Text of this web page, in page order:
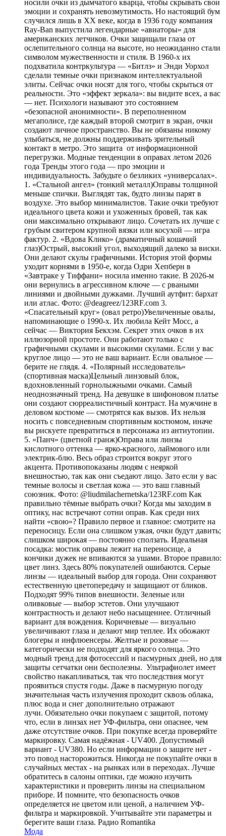
носили очки из дымчатого кварца, чтобы скрывать свои
эмоции и сохранять невозмутимость. Но настоящий бум
случился лишь в XX веке, когда в 1936 году компания
Ray-Ban выпустила легендарные «авиаторы» для
американских летчиков. Очки защищали глаза от
ослепительного солнца на высоте, но неожиданно стали
символом мужественности и стиля. В 1960-х их
подхватила контркультура — «Битлз» и Энди Уорхол
сделали темные очки признаком интеллектуальной
элиты. Сейчас очки носят для того, чтобы скрыться от
реальности. Это «эффект зеркала»: вы видите всех, а вас
— нет. Психологи называют это состоянием
«безопасной анонимности». В переполненном
мегаполисе, где каждый второй смотрит в экран, очки
создают личное пространство. Вы не обязаны никому
улыбаться, не должны поддерживать зрительный
контакт в метро. Это защита от информационной
перегрузки. Модные тенденции в оправах летом 2026
года Тренды этого года — про эмоции и
индивидуальность. Забудьте о безликих «универсалах».
1. «Стальной ангел» (тонкий металл)Оправы толщиной
меньше спички. Выглядят так, будто линзы парят в
воздухе. Это выбор минималистов. Такие очки требуют
идеального цвета кожи и ухоженных бровей, так как
они максимально открывают лицо. Сочетать их лучше с
грубым свитером крупной вязки или косухой — игра
фактур. 2. «Вдова Клико» (драматичный кошачий
глаз)Острый, высокий угол, выходящий далеко за виски.
Они делают скулы графичными. История этой формы
уходит корнями в 1950-е, когда Одри Хепберн в
«Завтраке у Тиффани» носила именно такие. В 2026-м
они вернулись в агрессивном ключе — с рваными
линиями и двойными дужками. Лучший аутфит: бархат
или атлас. Фото: @deagreez/123RF.com 3.
«Спасательный круг» (овал ретро)Увеличенные овалы,
напоминающие о 1990-х. Их любила Кейт Мосс, а
сейчас — Виктория Бекхэм. Секрет этих очков в их
иллюзорной простоте. Они работают только с
графичными скулами и высокими скулами. Если у вас
круглое лицо — это не ваш вариант. Если овальное —
берите не глядя. 4. «Полярный исследователь»
(спортивная маска)Цельный линзовый блок,
вдохновленный горнолыжными очками. Самый
неоднозначный тренд. На девушке в шифоновом платье
они создают сюрреалистичный контраст. На мужчине в
деловом костюме — смотрятся как вызов. Их нельзя
носить с повседневным спортивным костюмом, иначе
вы рискуете превратиться в персонажа из антиутопии.
5. «Панч» (цветной гранж)Оправа или линзы
кислотного оттенка — ярко-красного, лаймового или
электрик-блю. Весь образ строится вокруг этого
акцента. Противопоказаны людям с неяркой
внешностью, так как они съедают лицо. Зато если у вас
темные волосы и светлая кожа — это ваш главный
союзник. Фото: @liudmilachernetska/123RF.com Как
правильно тёмные выбрать очки? Когда мы заходим в
оптику, нас встречают сотни оправ. Как среди них
найти «свою»? Правило первое и главное: смотрите на
переносицу. Если она слишком узкая, очки будут давить;
слишком широкая — постоянно сползать. Идеальная
посадка: мостик оправы лежит на переносице, а
кончики дужек не впиваются за ушами. Второе правило:
цвет линз. Здесь 80% покупателей ошибаются. Серые
линзы — идеальный выбор для города. Они сохраняют
естественную цветопередачу и защищают от бликов.
Подходят 99% типов внешности. Зеленые или
оливковые — выбор эстетов. Они улучшают
контрастность и делают небо насыщеннее. Отличный
вариант для вождения. Коричневые — визуально
увеличивают глаза и делают мир теплее. Их обожают
блогеры и инфлюенсеры. Желтые и розовые —
категорически не подходят для яркого солнца. Это
модный тренд для фотосессий и пасмурных дней, но для
защиты сетчатки они бесполезны. Ультрафиолет имеет
свойство накапливаться, так что последствия могут
проявиться спустя годы. Даже в пасмурную погоду
значительная часть излучения проходит сквозь облака,
плюс вода и снег дополнительно отражают
лучи. Обязательно очки покупаем с защитой, потому
что, если в линзах нет УФ-фильтра, они опаснее, чем
даже отсутствие очков. При покупке всегда проверяйте
маркировку. Самая надёжная - UV400. Допустимый
вариант - UV380. Но если информации о защите нет -
это повод насторожиться. Никогда не покупайте очки в
случайных местах - на рынках или в переходах. Лучше
обратитесь в салоны оптики, где можно изучить
характеристики и проверить линзы на специальном
приборе. И помните, что безопасность очков
определяется не цветом или ценой, а наличием УФ-
фильтра и маркировкой. Учитывайте эти параметры и
берегите ваши глаза. Радио Romantika
Мода